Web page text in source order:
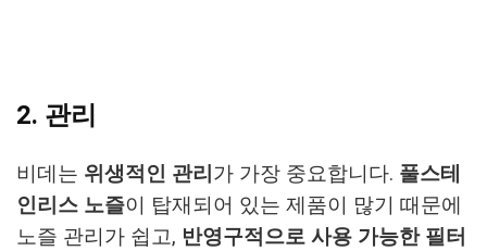
2. 관리
비데는 위생적인 관리 가 가장 중요합니다. 풀스테
인리스 노즐이 탑재되어 있는 제품이 많기 때문에
노즐 관리가 쉽고, 반영구적으로 사용 가능한 필터